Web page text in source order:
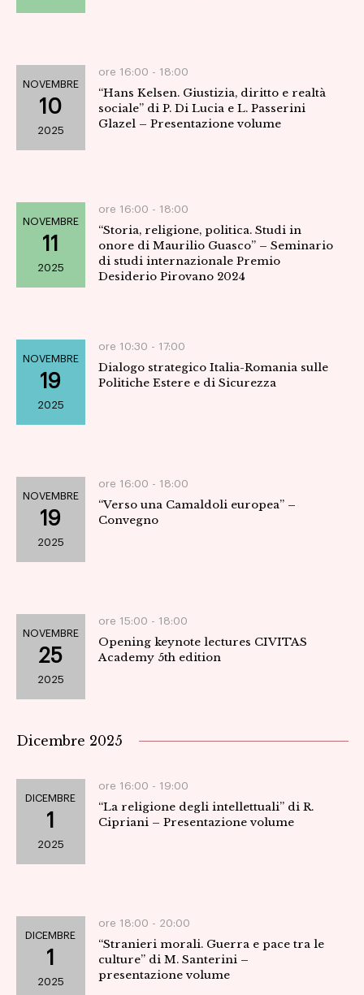
NOVEMBRE
10
2025
ore 16:00 - 18:00
“Hans Kelsen. Giustizia, diritto e realtà
sociale” di P. Di Lucia e L. Passerini
Glazel – Presentazione volume
NOVEMBRE
11
2025
ore 16:00 - 18:00
“Storia, religione, politica. Studi in
onore di Maurilio Guasco” – Seminario
di studi internazionale Premio
Desiderio Pirovano 2024
NOVEMBRE
19
2025
ore 10:30 - 17:00
Dialogo strategico Italia-Romania sulle
Politiche Estere e di Sicurezza
NOVEMBRE
19
2025
ore 16:00 - 18:00
“Verso una Camaldoli europea” –
Convegno
NOVEMBRE
25
2025
ore 15:00 - 18:00
Opening keynote lectures CIVITAS
Academy 5th edition
Dicembre 2025
DICEMBRE
1
2025
ore 16:00 - 19:00
“La religione degli intellettuali” di R.
Cipriani – Presentazione volume
DICEMBRE
1
2025
ore 18:00 - 20:00
“Stranieri morali. Guerra e pace tra le
culture” di M. Santerini –
presentazione volume